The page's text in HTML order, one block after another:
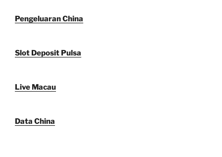
Pengeluaran China
Slot Deposit Pulsa
Live Macau
Data China